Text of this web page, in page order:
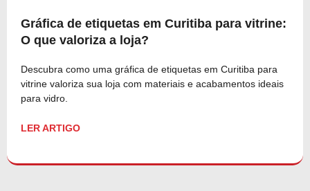
Gráfica de etiquetas em Curitiba para vitrine:
O que valoriza a loja?
Descubra como uma gráfica de etiquetas em Curitiba para
vitrine valoriza sua loja com materiais e acabamentos ideais
para vidro.
LER ARTIGO